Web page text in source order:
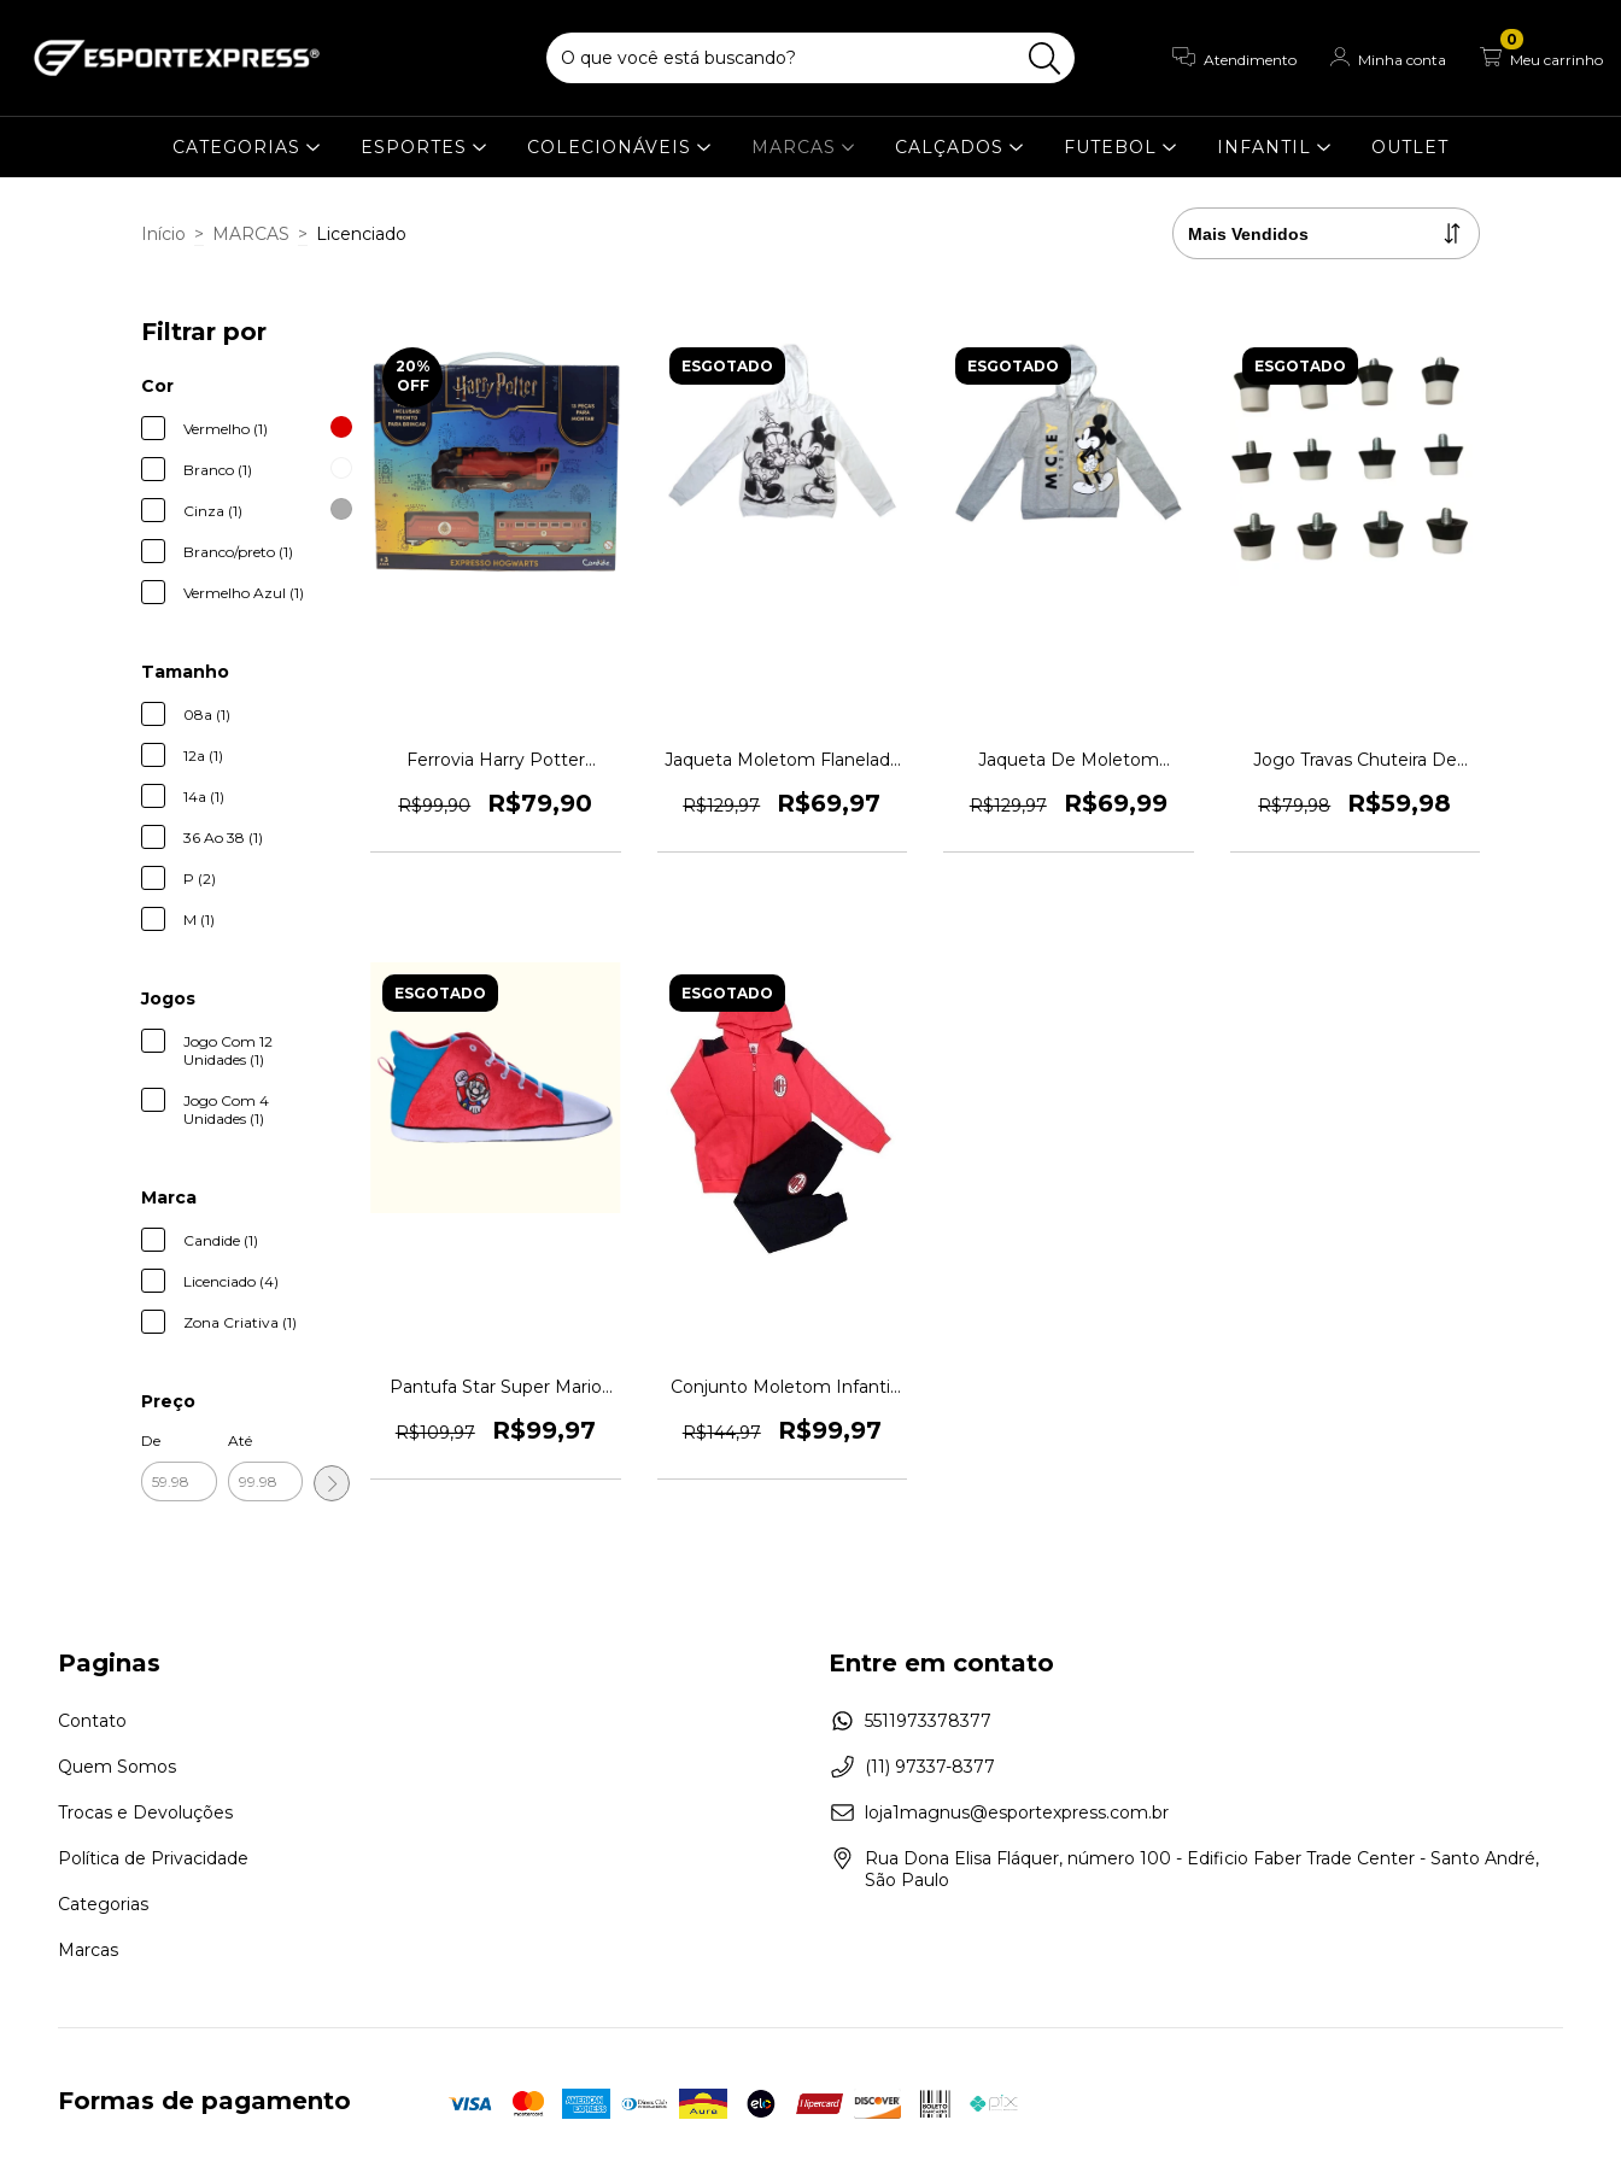
Atendimento Minha conta Meu carrinho
0
CATEGORIAS ESPORTES COLECIONÁVEIS MARCAS CALÇADOS FUTEBOL INFANTIL OUTLET
Início > MARCAS > Licenciado
Filtrar por
Cor
Vermelho (1)
Branco (1)
Cinza (1)
Branco/preto (1)
Vermelho Azul (1)
Tamanho
08a (1)
12a (1)
14a (1)
36 Ao 38 (1)
P (2)
M (1)
Jogos
Jogo Com 12
Unidades (1)
Jogo Com 4
Unidades (1)
Marca
Candide (1)
Licenciado (4)
Zona Criativa (1)
Preço
De Até
20%
OFF
Ferrovia Harry Potter
Pilha (Inclusas) - Candide - 1
Locomotiva + 2 Vagões +
SKU37000
R$99,90 R$79,90
ESGOTADO
Jaqueta Moletom Flanelada
1magnus
R$129,97 R$69,97
ESGOTADO
Jaqueta De Moletom
1magnus
R$129,97 R$69,99
ESGOTADO
Jogo Travas Chuteira De
1magnus
R$79,98 R$59,98
ESGOTADO
Pantufa Star Super Mario
1magnus
R$109,97 R$99,97
ESGOTADO
Conjunto Moletom Infantil
1magnus
R$144,97 R$99,97
Paginas
Contato
Quem Somos
Trocas e Devoluções
Política de Privacidade
Categorias
Marcas
Entre em contato
5511973378377
(11) 97337-8377
loja1magnus@esportexpress.com.br
Rua Dona Elisa Fláquer, número 100 - Edificio Faber Trade Center - Santo André,
São Paulo
Formas de pagamento